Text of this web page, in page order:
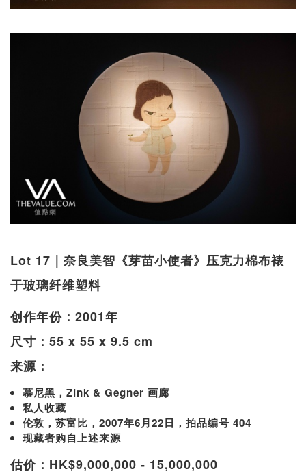
Lot 17｜奈良美智《芽苗小使者》压克力棉布裱
于玻璃纤维塑料
创作年份：2001年
尺寸：55 x 55 x 9.5 cm
来源：
慕尼黑，Zink & Gegner 画廊
私人收藏
伦敦，苏富比，2007年6月22日，拍品编号 404
现藏者购自上述来源
估价：HK$9,000,000 - 15,000,000